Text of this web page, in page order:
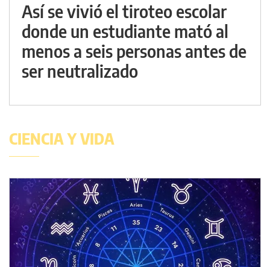
Así se vivió el tiroteo escolar
donde un estudiante mató al
menos a seis personas antes de
ser neutralizado
CIENCIA Y VIDA